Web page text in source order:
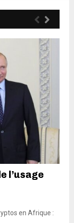
l’usage
en Afrique :